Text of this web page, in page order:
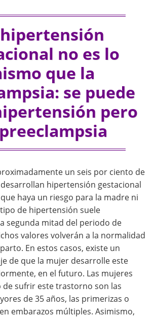
no es lo
que la
se puede
pero
un seis por ciento de
hipertensión gestacional
haya un riesgo para la madre ni
de hipertensión suele
segunda mitad del periodo de
valores volverán a la normalidad
En estos casos, existe un
de que la mujer desarrolle este
en el futuro. Las mujeres
de sufrir este trastorno son las
de 35 años, las primerizas o
embarazos múltiples. Asimismo,